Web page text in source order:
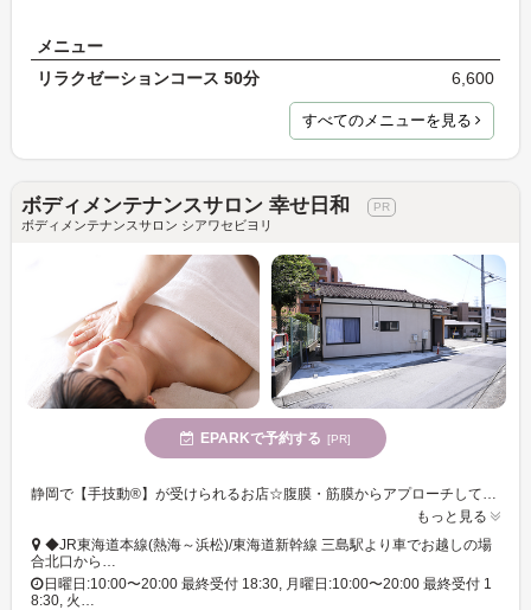
メニュー
リラクゼーションコース 50分
6,600
すべてのメニューを見る
ボディメンテナンスサロン 幸せ日和
ボディメンテナンスサロン シアワセビヨリ
EPARKで予約する [PR]
もっと見る
◆JR東海道本線(熱海～浜松)/東海道新幹線 三島駅より車でお越しの場
合北口から…
日曜日:10:00〜20:00 最終受付 18:30, 月曜日:10:00〜20:00 最終受付 1
8:30, 火…